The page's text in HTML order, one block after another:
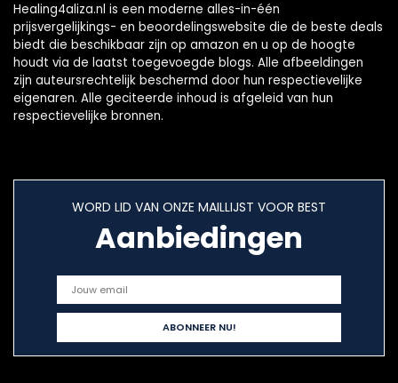
Healing4aliza.nl is een moderne alles-in-één
prijsvergelijkings- en beoordelingswebsite die de beste deals
biedt die beschikbaar zijn op amazon en u op de hoogte
houdt via de laatst toegevoegde blogs. Alle afbeeldingen
zijn auteursrechtelijk beschermd door hun respectievelijke
eigenaren. Alle geciteerde inhoud is afgeleid van hun
respectievelijke bronnen.
WORD LID VAN ONZE MAILLIJST VOOR BEST
Aanbiedingen